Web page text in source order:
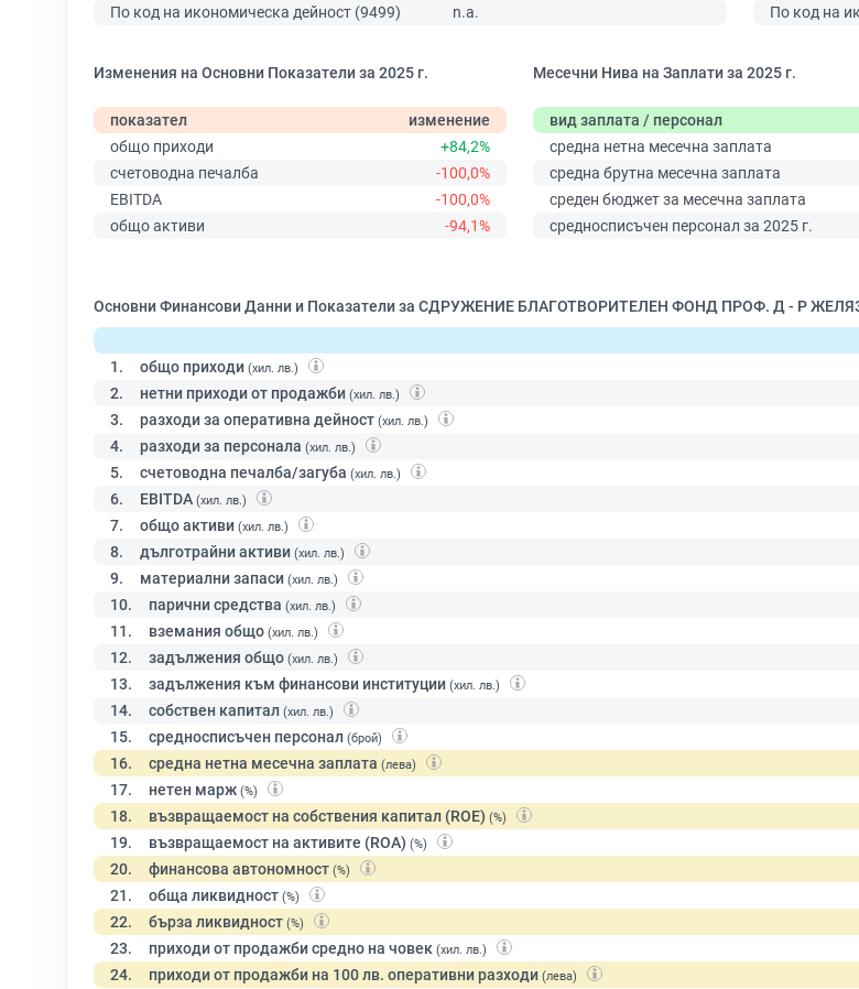
По код на икономическа дейност (9499)
n.a.
По код на
Изменения на Основни Показатели за 2025 г.
показател
изменение
общо приходи
+84,2%
счетоводна печалба
-100,0%
EBITDA
-100,0%
общо активи
-94,1%
Месечни Нива на Заплати за 2025 г.
вид заплата / персонал
средна нетна месечна заплата
средна брутна месечна заплата
среден бюджет за месечна заплата
средносписъчен персонал за 2025 г.
Основни Финансови Данни и Показатели за СДРУЖЕНИЕ БЛАГОТВОРИТЕЛЕН ФОНД ПРОФ. Д - Р
1.
общо приходи (хил. лв.)
2. нетни приходи от продажби (хил. лв.)
3. разходи за оперативна дейност (хил. лв.)
4. разходи за персонала (хил. лв.)
5. счетоводна печалба/загуба (хил. лв.)
6. EBITDA (хил. лв.)
7. общо активи (хил. лв.)
8. дълготрайни активи (хил. лв.)
9. материални запаси (хил. лв.)
10. парични средства (хил. лв.)
11. вземания общо (хил. лв.)
12. задължения общо (хил. лв.)
13. задължения към финансови институции (хил. лв.)
14. собствен капитал (хил. лв.)
15. средносписъчен персонал (брой)
16. средна нетна месечна заплата (лева)
17. нетен марж (%)
18. възвращаемост на собствения капитал (ROE) (%)
19. възвращаемост на активите (ROA) (%)
20. финансова автономност (%)
21. обща ликвидност (%)
22. бърза ликвидност (%)
23. приходи от продажби средно на човек (хил. лв.)
24. приходи от продажби на 100 лв. оперативни разходи (лева)